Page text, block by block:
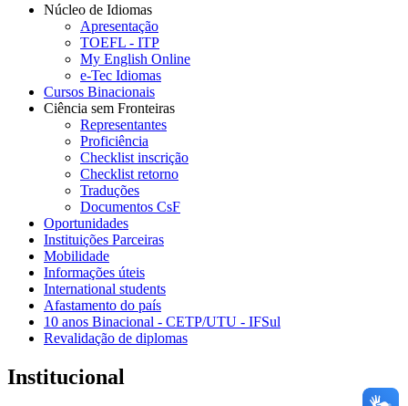
Núcleo de Idiomas
Apresentação
TOEFL - ITP
My English Online
e-Tec Idiomas
Cursos Binacionais
Ciência sem Fronteiras
Representantes
Proficiência
Checklist inscrição
Checklist retorno
Traduções
Documentos CsF
Oportunidades
Instituições Parceiras
Mobilidade
Informações úteis
International students
Afastamento do país
10 anos Binacional - CETP/UTU - IFSul
Revalidação de diplomas
Institucional